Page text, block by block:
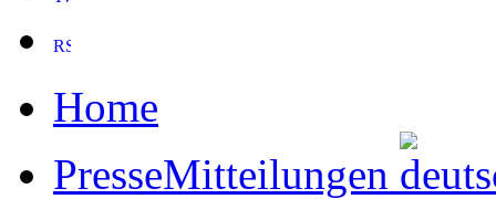
Home
PresseMitteilungen